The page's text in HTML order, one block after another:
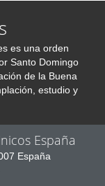
es una orden
Santo Domingo
de la Buena
estudio y
España
España